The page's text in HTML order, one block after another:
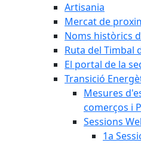
Artisania
Mercat de
Noms històrics
Ruta del Timbal
El portal de la
Transició
Mesures
comerços i
Sessions
1a